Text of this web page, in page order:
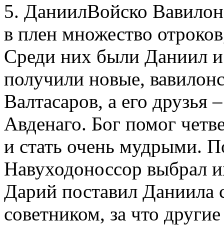
5. ДаниилВойско
в плен множество
Среди них были Даниил и
получили новые,
Валтасаров, а его
Авденаго. Бог помог
и стать очень мудрыми.
Навуходоноссор выбрал
Дарий поставил
советником, за что